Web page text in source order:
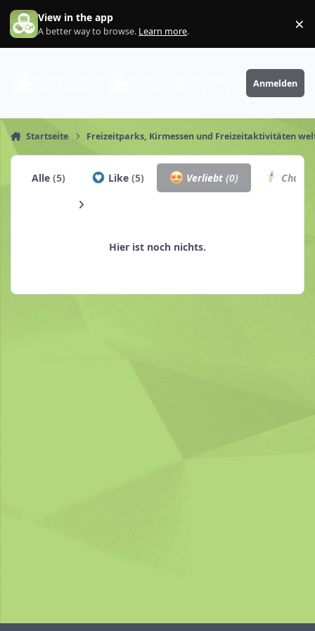
Zum Inhalt springen
View in the app
A better way to browse. Learn more. ×
PhantaFriends.de
Anmelden
Startseite Freizeitparks, Kirmessen und Freizeitaktivitäten
Alle(5) Like (5) Verliebt(0)
Hier ist noch nichts.